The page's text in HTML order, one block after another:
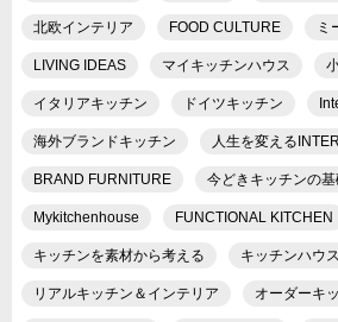
北欧インテリア FOOD CULTURE ミ
LIVING IDEAS マイキッチンハウス
イタリアキッチン ドイツキッチン
海外ブランドキッチン 人生を変える
BRAND FURNITURE 今どきキッチンの
Mykitchenhouse FUNCTIONAL KITCHEN
キッチンを素材から考える キッチンハウス
リアルキッチン＆インテリア オーダーキ